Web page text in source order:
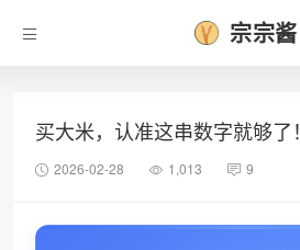
宗宗酱
买大米，认准这串数字就够了！
2026-02-28 1,013 9